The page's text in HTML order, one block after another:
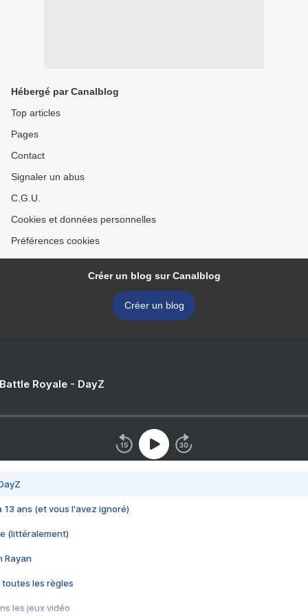
Hébergé par Canalblog
Top articles
Pages
Contact
Signaler un abus
C.G.U.
Cookies et données personnelles
Préférences cookies
Créer un blog sur Canalblog
Créer un blog
Royale - DayZ
13 ans (et vous l'avez ignoré)
(littéralement)
Rayan
toutes les règles
les jeux vidéo